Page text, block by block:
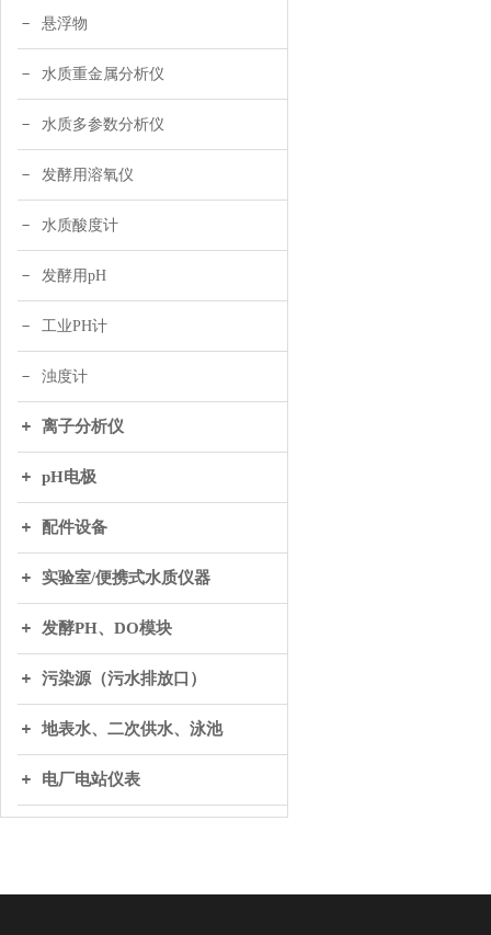
悬浮物
水质重金属分析仪
水质多参数分析仪
发酵用溶氧仪
水质酸度计
发酵用pH
工业PH计
浊度计
离子分析仪
pH电极
配件设备
实验室/便携式水质仪器
发酵PH、DO模块
污染源（污水排放口）
地表水、二次供水、泳池
电厂电站仪表